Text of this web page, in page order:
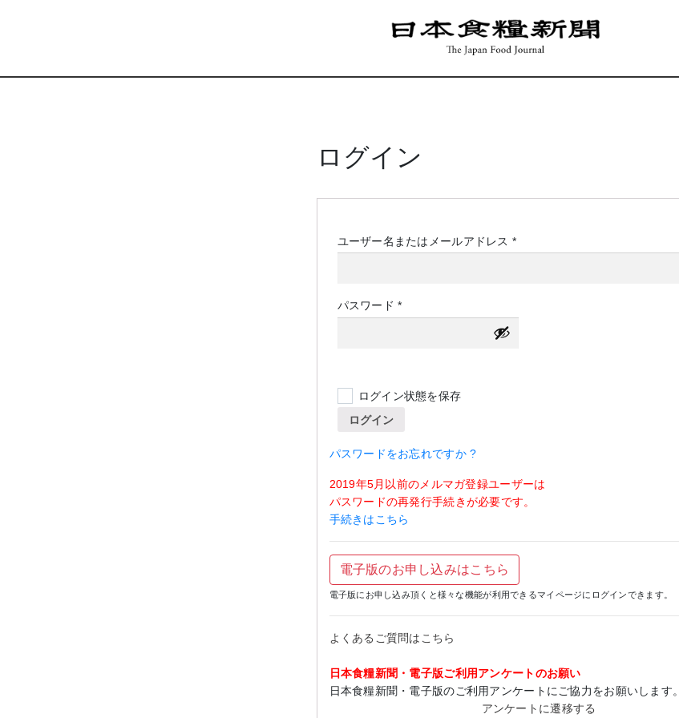
ログイン
ユーザー名またはメールアドレス *必
パスワード*必
須
ログイン状態を保存
ログイン
パスワードをお忘れですか ?
2019年5月以前のメルマガ登録ユーザーは
パスワードの再発行手続きが必要です。
手続きはこちら
電子版のお申し込みはこちら
電子版にお申し込み頂くと様々な機能が利用できるマイページにログインできます。
よくあるご質問はこちら
日本食糧新聞・電子版ご利用アンケートのお願い
日本食糧新聞・電子版のご利用アンケートにご協力をお願いします。
アンケートに遷移する